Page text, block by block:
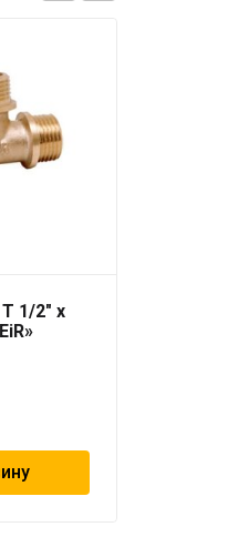
1/2″ х